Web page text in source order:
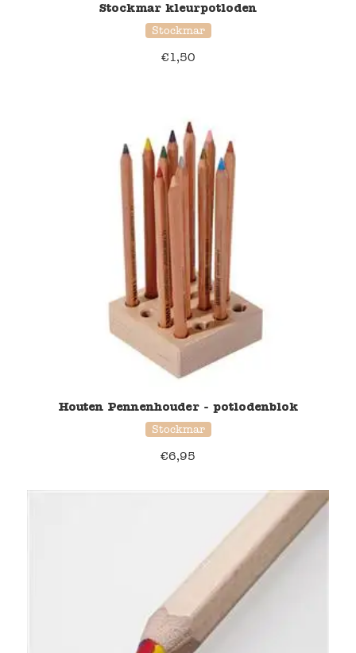
Stockmar kleurpotloden
Stockmar
€1,50
Houten Pennenhouder - potlodenblok
Stockmar
€6,95